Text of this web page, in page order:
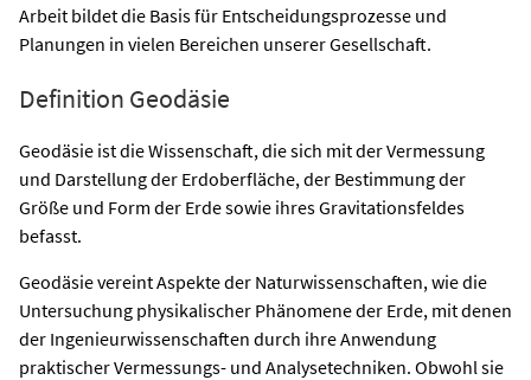
Arbeit bildet die Basis für Entscheidungsprozesse und
Planungen in vielen Bereichen unserer Gesellschaft.
Definition Geodäsie
Geodäsie ist die Wissenschaft, die sich mit der Vermessung
und Darstellung der Erdoberfläche, der Bestimmung der
Größe und Form der Erde sowie ihres Gravitationsfeldes
befasst.
Geodäsie vereint Aspekte der Naturwissenschaften, wie die
Untersuchung physikalischer Phänomene der Erde, mit denen
der Ingenieurwissenschaften durch ihre Anwendung
praktischer Vermessungs- und Analysetechniken. Obwohl sie